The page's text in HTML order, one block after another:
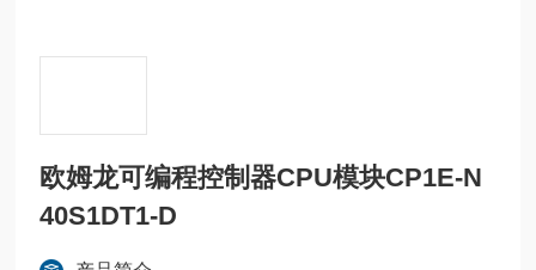
欧姆龙可编程控制器CPU模块CP1E-N
40S1DT1-D